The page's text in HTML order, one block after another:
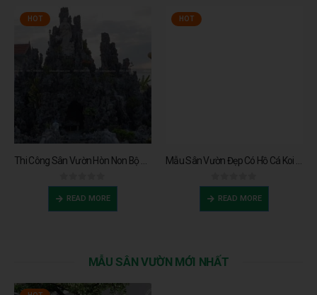
HOT
0trên 5
READ MORE
HOT
0trên 5
READ MORE
MẪU SÂN VƯỜN MỚI NHẤT